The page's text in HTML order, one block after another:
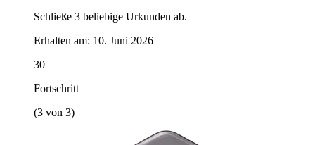
Schließe 3 beliebige Urkunden ab.
Erhalten am: 10. Juni 2026
30
Fortschritt
(3 von 3)